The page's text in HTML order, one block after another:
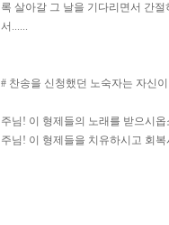
록 살아갈 그 날을 기다리면서 간
서......
# 찬송을 신청했던 노숙자는 자신
주님! 이 형제들의 노래를 받으시
주님! 이 형제들을 치유하시고 회